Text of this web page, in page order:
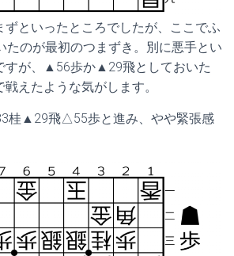
といったところでしたが、ここでふ
のが最初のつまずき。別に悪手とい
すが、▲56歩か▲29飛としておいた
えたような気がします。
▲29飛△55歩と進み、やや緊張感